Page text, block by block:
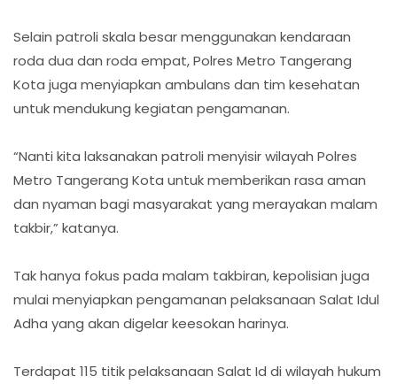
Selain patroli skala besar menggunakan kendaraan
roda dua dan roda empat, Polres Metro Tangerang
Kota juga menyiapkan ambulans dan tim kesehatan
untuk mendukung kegiatan pengamanan.
“Nanti kita laksanakan patroli menyisir wilayah Polres
Metro Tangerang Kota untuk memberikan rasa aman
dan nyaman bagi masyarakat yang merayakan malam
takbir,” katanya.
Tak hanya fokus pada malam takbiran, kepolisian juga
mulai menyiapkan pengamanan pelaksanaan Salat Idul
Adha yang akan digelar keesokan harinya.
Terdapat 115 titik pelaksanaan Salat Id di wilayah hukum